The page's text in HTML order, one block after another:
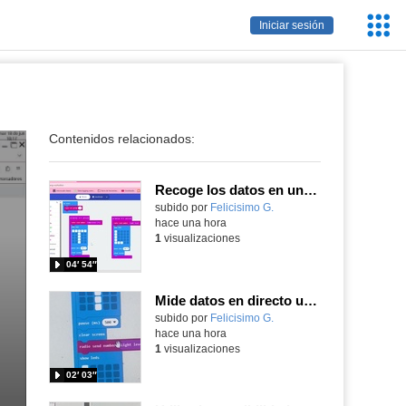
Iniciar sesión
Contenidos relacionados:
Recoge los datos en una gráfica programando tu placa microbit con MakeCode y conoce la Tª y nivel de luz en este eclipse
Contenido educativo.
subido por Felicisimo G.
04′ 54″
hace una hora
1 visualizaciones
Mide datos en directo usando tu placa microbit y programando con MakeCode dos placas conectadas por radio
Contenido educativo.
subido por Felicisimo G.
02′ 03″
hace una hora
1 visualizaciones